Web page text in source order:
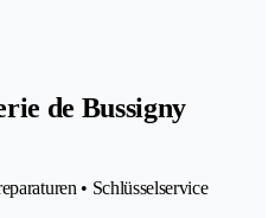
de Bussigny
• Schlüsselservice